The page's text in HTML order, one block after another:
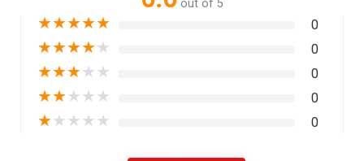
out of 5
★★★★★ 0
★★★★★ 0
★★★★★ 0
★★★★★ 0
★★★★★ 0